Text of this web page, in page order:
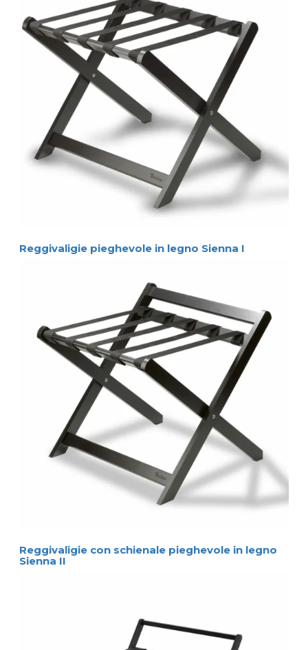
Reggivaligie pieghevole in legno Sienna I
Reggivaligie con schienale pieghevole in legno
Sienna II